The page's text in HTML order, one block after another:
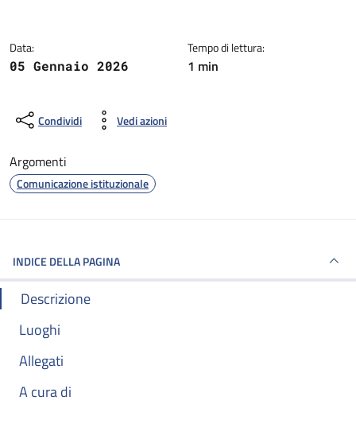
Data:
05 Gennaio 2026
Tempo di lettura:
1 min
Condividi Vedi azioni
Argomenti
Comunicazione istituzionale
INDICE DELLA PAGINA
Descrizione
Luoghi
Allegati
A cura di